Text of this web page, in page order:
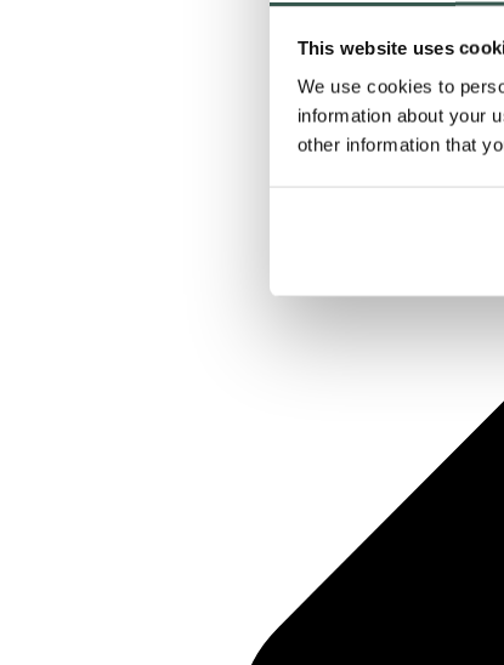
This website uses
We use cookies to
information about your
other information that